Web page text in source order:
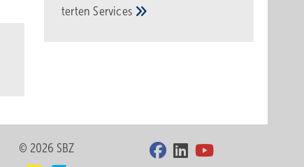
tertenServices
© 2026 SBZ